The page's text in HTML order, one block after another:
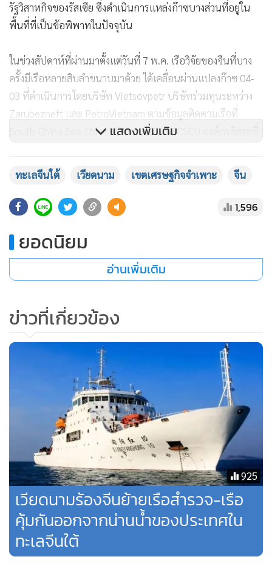
รัฐวิสาหกิจของรัสเซีย ซึ่งดำเนินการแหล่งก๊าซบางส่วนที่อยู่ใน
พื้นที่ที่เป็นข้อพิพาทในปัจจุบัน
ในช่วงสัปดาห์ที่ผ่านมาตั้งแต่วันที่ 7 พ.ค. เรือวิจัยของจีนที่บาง
ครั้งมีเรือหลายสิบลำขนาบมาด้วย ได้เคลื่อนผ่านแปลงก๊าซ 04-
03 ที่ดำเนินการโดยบริษัท Vietsovpetr บริษัทร่วมทุนระหว่าง
Zarubezneft และ PetroVietnam ตามข้อมูลติดตามเรือที่
South China Sea Chronicle Initiative (SCSCI) องค์กรอิสระที่
นอกจากนี้ ยังเคลื่อนผ่านแปลง 132 และ 131 ที่เวียดนามให้สิทธิ
กับบริษัท Vietgazprom ที่เป็นบริษัทร่วมทุนระหว่าง Gazprom
และ PetroVietnam
ทั้ง 3 บริษัท และสถานทูตรัสเซียในกรุงฮานอยไม่ได้ตอบคำร้อง
ขอความคิดเห็นจากรอยเตอร์
ด้านโฆษกกระทรวงการต่างประเทศของจีนตอบคำถามเกี่ยวกับ
การเผชิญหน้าดังกล่าวว่า จีนมีอำนาจอธิปไตยเหนือหมู่เกาะส
แปรตลีย์ และน่านน้ำที่อยู่ติดกัน และมีขอบเขตอำนาจศาลเหนือ
น่านน้ำที่เกี่ยวข้อง
“เรือที่เกี่ยวข้องของจีนกำลังดำเนินกิจกรรมตามปกติภายใต้เขต
อำนาจของจีน เป็นสิ่งที่ถูกต้องตามกฎหมาย และไม่มีปัญหาเกี่ยว
กับการเข้าไปในเขตเศรษฐกิจจำเพาะของประเทศอื่น” โฆษก
กระทรวงการต่างประเทศของจีน กล่าว
เจ้าหน้าที่ของจีนยังกล่าวว่า จีนยังคงสื่อสารกับฝ่ายที่เกี่ยวข้องกับ
ประเด็นดังกล่าว และต้องการทำงานร่วมกับพวกเขาเพื่อร่วมกัน
ปกป้องสันติภาพและเสถียรภาพของทะเลจีนใต้ และเสริมว่าจีน
จะปกป้องสิทธิและประโยชน์ที่ถูกต้องตามกฎหมายของตน
แสดงเพิ่มเติม
ทะเลจีนใต้ เวียดนาม เขตเศรษฐกิจจำเพาะ จีน
1,596
ยอดนิยม
อ่านเพิ่มเติม
ข่าวที่เกี่ยวข้อง
925
เวียดนามร้องจีนย้ายเรือสำรวจ-เรือ
คุ้มกันออกจากน่านน้ำของประเทศใน
ทะเลจีนใต้